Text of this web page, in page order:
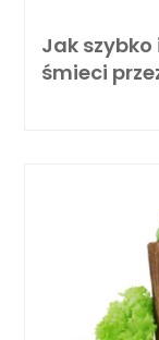
Jak szybko
śmieci